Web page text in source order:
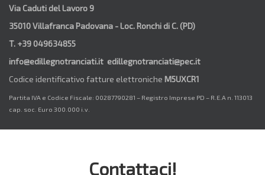
Via Caduti del Lavoro 9
35010 Villafranca Padovana - Loc. Ronchi di C. (PD)
T. +39 049634855
info@edillegnotranciati.it edillegnotranciati@pec.it
Codice identificativo fatture elettroniche M5UXCR1
Partita IVA e Codice Fiscale: 00287790281 – Registro Imprese PD – R.E.A n. 113013
cap. soc. Euro 300.000 i.v.
Contattaci!